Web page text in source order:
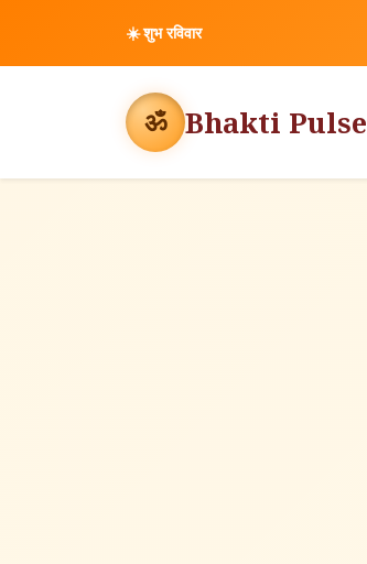
☀️शुभ रविवार
ॐ Bhakti Pulse